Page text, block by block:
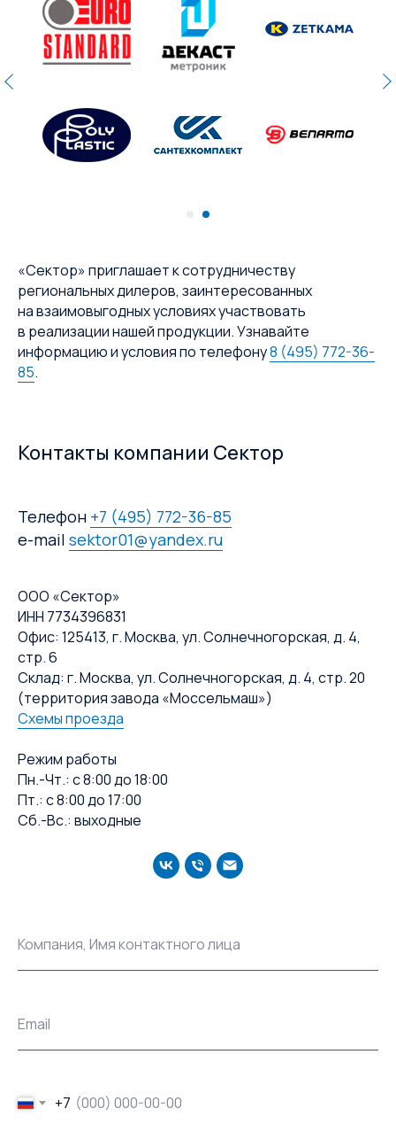
«Сектор» приглашает к сотрудничеству
региональных дилеров, заинтересованных
на взаимовыгодных условиях участвовать
в реализации нашей продукции. Узнавайте
информацию и условия по телефону8 (495) 772-36-
85.
Контакты компании Сектор
Телефон +7 (495) 772-36-85
e-mail sektor01@yandex.ru
ООО «Сектор»
ИНН 7734396831
Офис: 125413, г. Москва, ул. Солнечногорская, д. 4,
стр. 6
Склад: г. Москва, ул. Солнечногорская, д. 4, стр. 20
(территория завода «Моссельмаш»)
Схемы проезда
Режим работы
Пн.-Чт.: с 8:00 до 18:00
Пт.: с 8:00 до 17:00
Сб.-Вс.: выходные
Компания, Имя контактного лица
Email
+7